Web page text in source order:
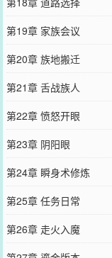
第19章 家族会议
第20章 族地搬迁
第21章 舌战族人
第22章 愤怒开眼
第23章 阴阳眼
第24章 瞬身术修炼
第25章 任务日常
第26章 走火入魔